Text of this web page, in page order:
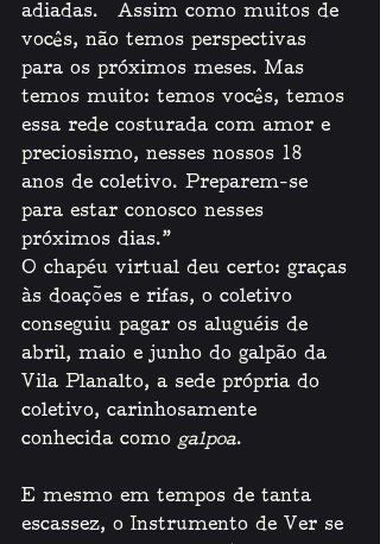
adiadas.  Assim como muitos de
vocês, não temos perspectivas
para os próximos meses. Mas
temos muito: temos vocês, temos
essa rede costurada com amor e
preciosismo, nesses nossos 18
anos de coletivo. Preparem-se
para estar conosco nesses
próximos dias.”
O chapéu virtual deu certo: graças
às doações e rifas, o coletivo
conseguiu pagar os aluguéis de
abril, maio e junho do galpão da
Vila Planalto, a sede própria do
coletivo, carinhosamente
conhecida como galpoa.
E mesmo em tempos de tanta
escassez, o Instrumento de Ver se